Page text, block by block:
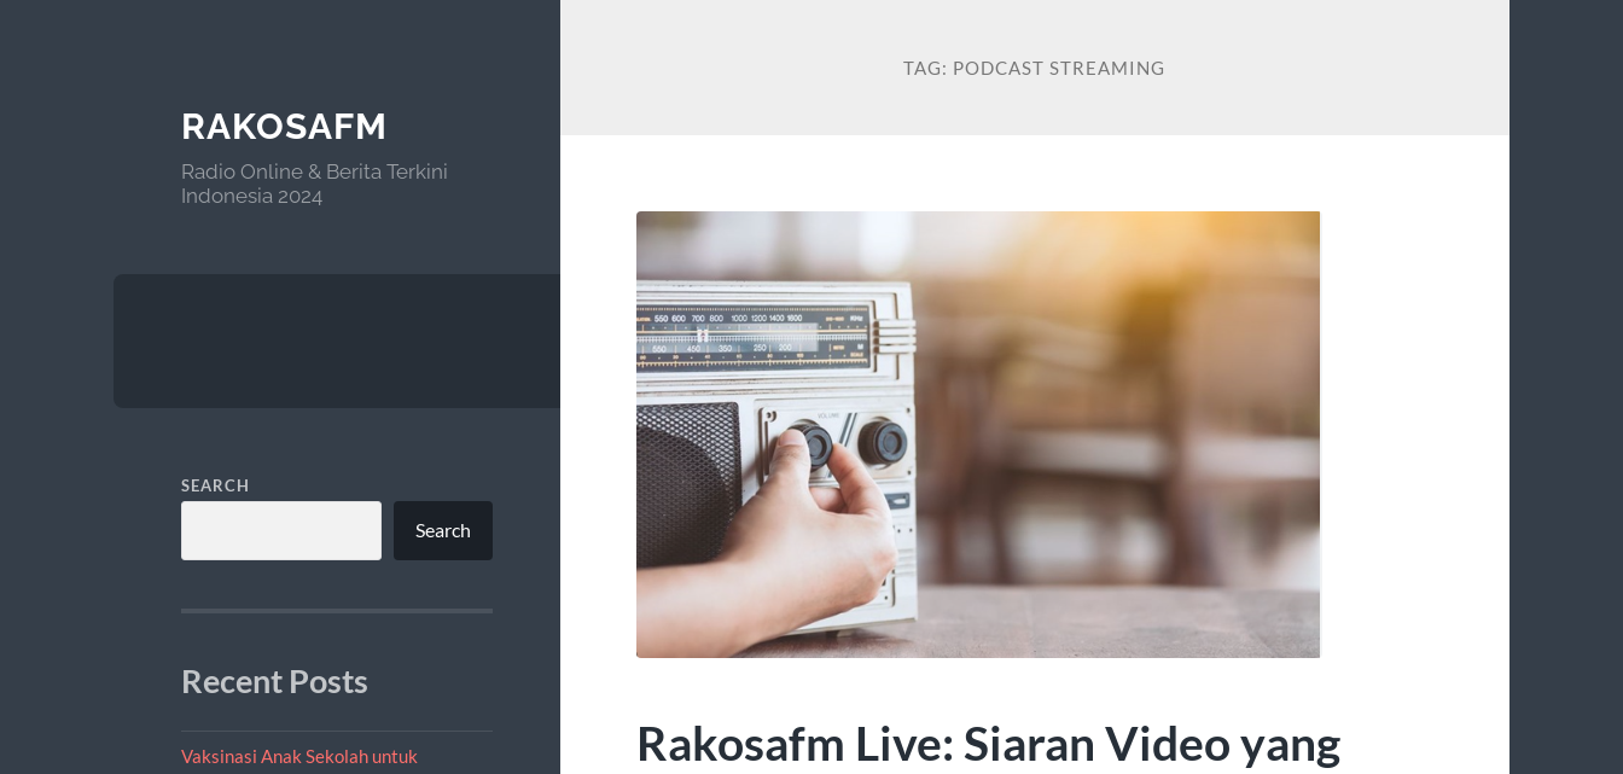
RAKOSAFM
Radio Online & Berita Terkini
Indonesia 2024
SEARCH
Search
Recent Posts
Vaksinasi Anak Sekolah untuk
TAG: PODCAST STREAMING
Rakosafm Live: Siaran Video yang